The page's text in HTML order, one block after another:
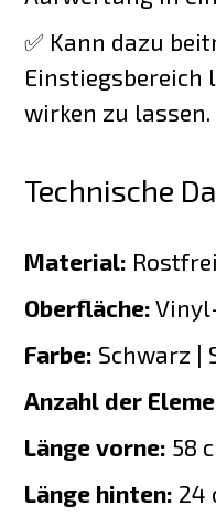
✅ Kann dazu
Einstiegsbereich
wirken zu lassen.
Technische
Material:
Oberfläche:
Farbe: Schwarz |
Anzahl der
Länge vorne: 58
Länge hinten: 24